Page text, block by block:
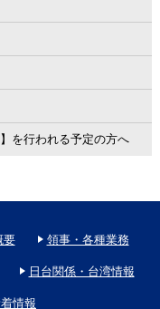
を行われる予定の方へ
要 領事・各種業務
日台関係・台湾情報
情報